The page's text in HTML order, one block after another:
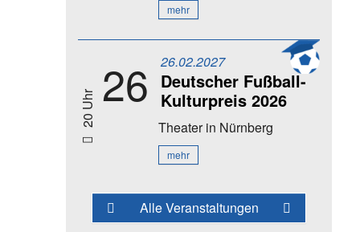
mehr
20 Uhr 26 26.02.2027
Deutscher Fußball-
Kulturpreis 2026
Theaterin Nürnberg
mehr
Alle Veranstaltungen